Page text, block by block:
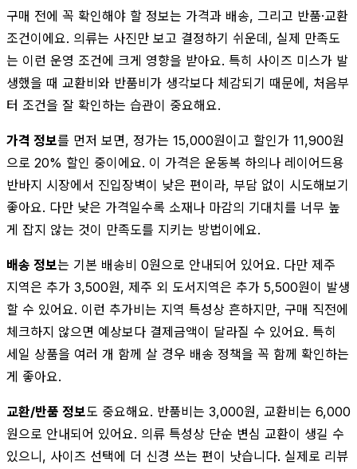
구매 전에 꼭 확인해야 할 정보는 가격과 배송, 그리고 반품·교환
조건이에요. 의류는 사진만 보고 결정하기 쉬운데, 실제 만족도
는 이런 운영 조건에 크게 영향을 받아요. 특히 사이즈 미스가 발
생했을 때 교환비와 반품비가 생각보다 체감되기 때문에, 처음부
터 조건을 잘 확인하는 습관이 중요해요.
가격 정보를 먼저 보면, 정가는 15,000원이고 할인가 11,900원
으로 20% 할인 중이에요. 이 가격은 운동복 하의나 레이어드용
반바지 시장에서 진입장벽이 낮은 편이라, 부담 없이 시도해보기
좋아요. 다만 낮은 가격일수록 소재나 마감의 기대치를 너무 높
게 잡지 않는 것이 만족도를 지키는 방법이에요.
배송 정보는 기본 배송비 0원으로 안내되어 있어요. 다만 제주
지역은 추가 3,500원, 제주 외 도서지역은 추가 5,500원이 발생
할 수 있어요. 이런 추가비는 지역 특성상 흔하지만, 구매 직전에
체크하지 않으면 예상보다 결제금액이 달라질 수 있어요. 특히
세일 상품을 여러 개 함께 살 경우 배송 정책을 꼭 함께 확인하는
게 좋아요.
교환/반품 정보도 중요해요. 반품비는 3,000원, 교환비는 6,000
원으로 안내되어 있어요. 의류 특성상 단순 변심 교환이 생길 수
있으니, 사이즈 선택에 더 신경 쓰는 편이 낫습니다. 실제로 리뷰